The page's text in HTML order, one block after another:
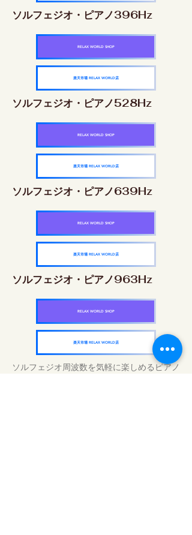
ソルフェジオ・ピアノ396Hz
RELAX WORLD SHOP
楽天市場 RELAX WORLD店
ソルフェジオ・ピアノ528Hz
RELAX WORLD SHOP
楽天市場 RELAX WORLD店
ソルフェジオ・ピアノ639Hz
RELAX WORLD SHOP
楽天市場 RELAX WORLD店
ソルフェジオ・ピアノ963Hz
RELAX WORLD SHOP
楽天市場 RELAX WORLD店
ソルフェジオ周波数を気軽に楽しめるピアノ